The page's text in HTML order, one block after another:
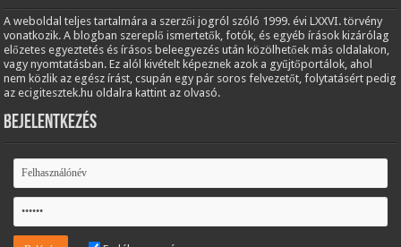
A weboldal teljes tartalmára a szerzői jogról szóló 1999. évi LXXVI. törvény
vonatkozik. A blogban szereplő ismertetők, fotók, és egyéb írások kizárólag
előzetes egyeztetés és írásos beleegyezés után közölhetőek más oldalakon,
vagy nyomtatásban. Ez alól kivételt képeznek azok a gyűjtőportálok, ahol
nem közlik az egész írást, csupán egy pár soros felvezetőt, folytatásért pedig
az ecigitesztek.hu oldalra kattint az olvasó.
Bejelentkezés